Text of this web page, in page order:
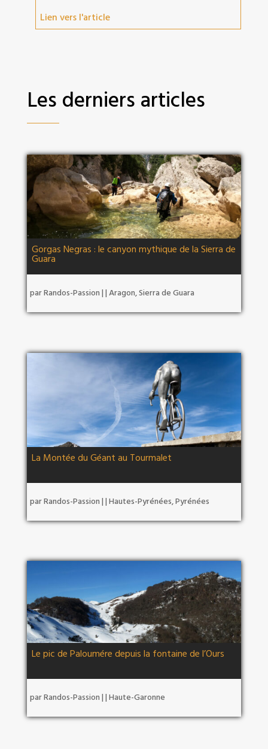
Lien vers l'article
Les derniers articles
Gorgas Negras : le canyon mythique de la Sierra de
Guara
parRandos-Passion | | Aragon,Sierra de Guara
La Montée du Géant au Tourmalet
parRandos-Passion | | Hautes-Pyrénées,Pyrénées
Le pic de Paloumére depuis la fontaine de l’Ours
parRandos-Passion | | Haute-Garonne